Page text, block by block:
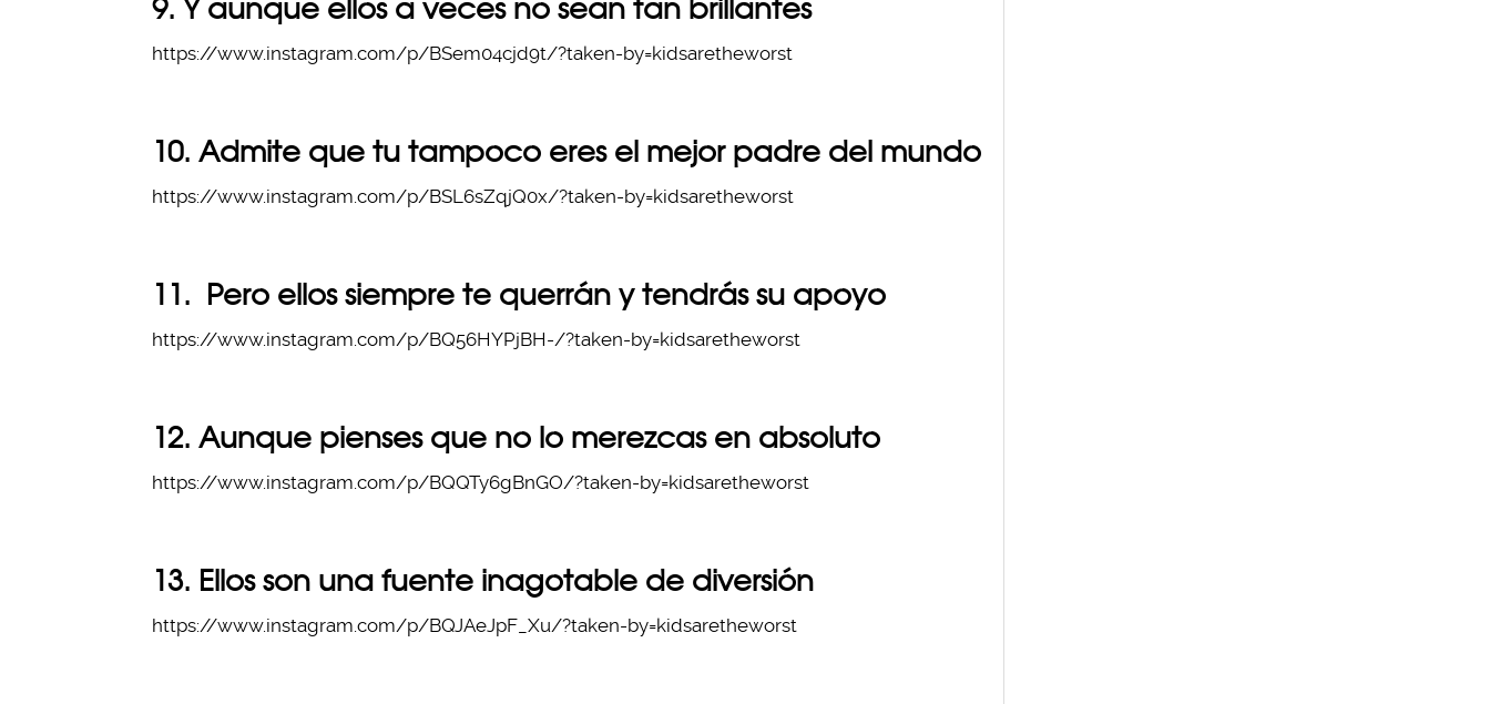
9. Y aunque ellos a veces no sean tan brillantes
https://www.instagram.com/p/BSem04cjd9t/?taken-by=kidsaretheworst
10. Admite que tu tampoco eres el mejor padre del mundo
https://www.instagram.com/p/BSL6sZqjQ0x/?taken-by=kidsaretheworst
11. Pero ellos siempre te querrán y tendrás su apoyo
https://www.instagram.com/p/BQ56HYPjBH-/?taken-by=kidsaretheworst
12. Aunque pienses que no lo merezcas en absoluto
https://www.instagram.com/p/BQQTy6gBnGO/?taken-by=kidsaretheworst
13. Ellos son una fuente inagotable de diversión
https://www.instagram.com/p/BQJAeJpF_Xu/?taken-by=kidsaretheworst